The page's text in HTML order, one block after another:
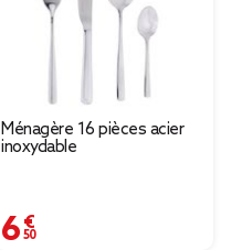
Ménagère 16 pièces acier
inoxydable
6,50 €